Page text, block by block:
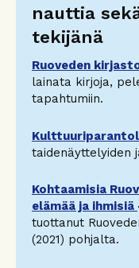
nauttia
tekijänä
Ruoveden
lainata kirjoja,
tapahtumiin.
taidenäyttelyiden
Kohtaamisia
elämää ja ihmisiä
tuottanut
(2021) pohjalta.